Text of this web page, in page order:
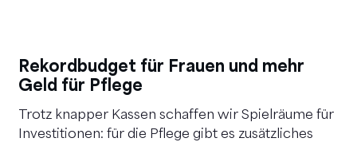
Rekordbudget für Frauen und mehr
Geld für Pflege
Trotz knapper Kassen schaffen wir Spielräume für
Investitionen: für die Pflege gibt es zusätzliches